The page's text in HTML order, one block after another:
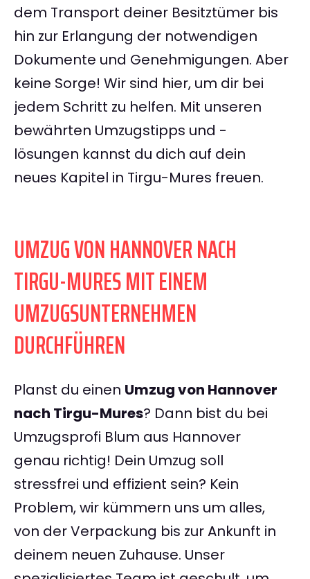
dem Transport deiner Besitztümer bis
hin zur Erlangung der notwendigen
Dokumente und Genehmigungen. Aber
keine Sorge! Wir sind hier, um dir bei
jedem Schritt zu helfen. Mit unseren
bewährten Umzugstipps und -
lösungen kannst du dich auf dein
neues Kapitel in Tirgu-Mures freuen.
UMZUG VON HANNOVER NACH
TIRGU-MURES MIT EINEM
UMZUGSUNTERNEHMEN
DURCHFÜHREN
Planst du einen Umzug von Hannover
nach Tirgu-Mures? Dann bist du bei
Umzugsprofi Blum aus Hannover
genau richtig! Dein Umzug soll
stressfrei und effizient sein? Kein
Problem, wir kümmern uns um alles,
von der Verpackung bis zur Ankunft in
deinem neuen Zuhause. Unser